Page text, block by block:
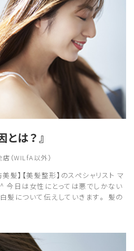
は？』
（WILfA以外）
美髪】【美髪整形】のスペシャリスト マ
今日は女性にとっては悪でしかない
髪について伝えしていきます。 髪の